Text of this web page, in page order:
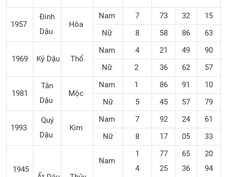
1957
Đinh
Dậu
Hỏa
Nam 7 73 32
15
Nữ
8 58 86 63
1969 Kỷ Dậu Thổ
Nam 4 21 49
90
Nữ
2 36 62 57
1981
Tân
Dậu
Mộc
Nam 1 86 91
10
Nữ
5 45 57 79
1993
Quý
Dậu
Kim
Nam 7 92 24
61
Nữ
8 17 05 33
1945
Nam
1
4
77
25
65
36
20
94